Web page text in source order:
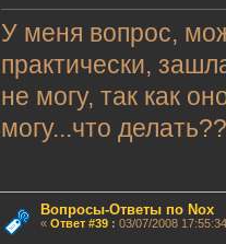
У меня вопрос,
практически,
не могу, так как
могу...что
Вопросы-Ответы по Nox
« Ответ #39: 03/07/2008